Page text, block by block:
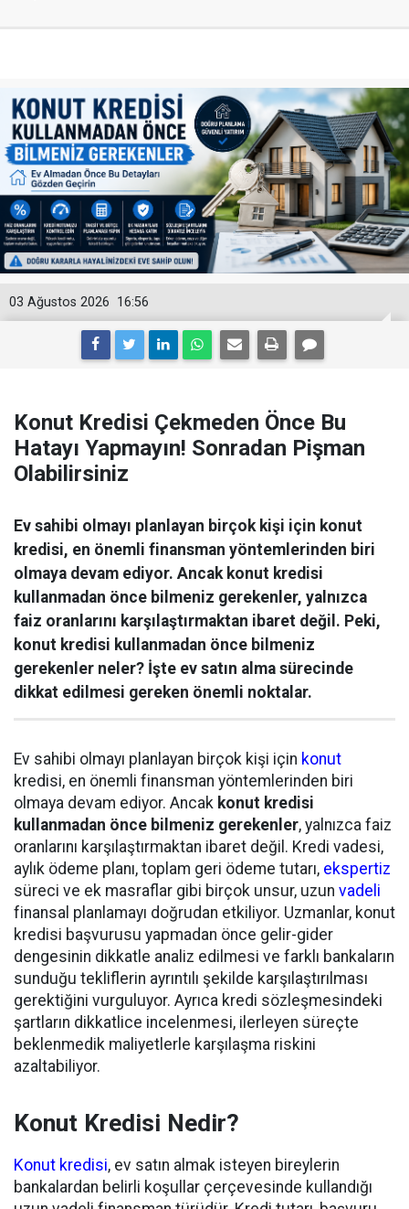
16:56
03 Ağustos 2026
Konut Kredisi Çekmeden Önce Bu
Hatayı Yapmayın! Sonradan Pişman
Olabilirsiniz
Ev sahibi olmayı planlayan birçok kişi için konut
kredisi, en önemli finansman yöntemlerinden biri
olmaya devam ediyor. Ancak konut kredisi
kullanmadan önce bilmeniz gerekenler, yalnızca
faiz oranlarını karşılaştırmaktan ibaret değil. Peki,
konut kredisi kullanmadan önce bilmeniz
gerekenler neler? İşte ev satın alma sürecinde
dikkat edilmesi gereken önemli noktalar.
Ev sahibi olmayı planlayan birçok kişi için konut
kredisi, en önemli finansman yöntemlerinden biri
olmaya devam ediyor. Ancak konut kredisi
kullanmadan önce bilmeniz gerekenler, yalnızca faiz
oranlarını karşılaştırmaktan ibaret değil. Kredi vadesi,
aylık ödeme planı, toplam geri ödeme tutarı, ekspertiz
süreci ve ek masraflar gibi birçok unsur, uzun vadeli
finansal planlamayı doğrudan etkiliyor. Uzmanlar, konut
kredisi başvurusu yapmadan önce gelir-gider
dengesinin dikkatle analiz edilmesi ve farklı bankaların
sunduğu tekliflerin ayrıntılı şekilde karşılaştırılması
gerektiğini vurguluyor. Ayrıca kredi sözleşmesindeki
şartların dikkatlice incelenmesi, ilerleyen süreçte
beklenmedik maliyetlerle karşılaşma riskini
azaltabiliyor.
Konut Kredisi Nedir?
Konut kredisi, ev satın almak isteyen bireylerin
bankalardan belirli koşullar çerçevesinde kullandığı